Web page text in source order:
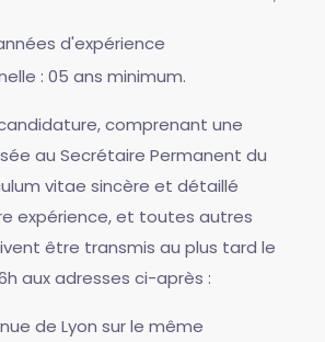
d'expérience
: 05 ans minimum.
comprenant une
au Secrétaire Permanent du
vitae sincère et détaillé
expérience, et toutes autres
être transmis au plus tard le
aux adresses ci-après :
de Lyon sur le même